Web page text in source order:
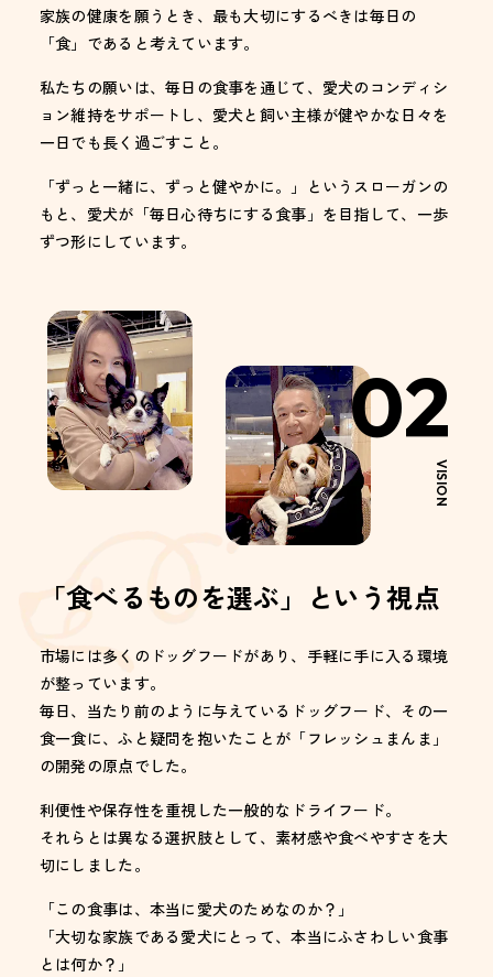
家族の健康を願うとき、最も大切にするべきは毎日の
「食」であると考えています。
私たちの願いは、毎日の食事を通じて、愛犬のコンディシ
ョン維持をサポートし、愛犬と飼い主様が健やかな日々を
一日でも長く過ごすこと。
「ずっと一緒に、ずっと健やかに。」というスローガンの
もと、愛犬が「毎日心待ちにする食事」を目指して、一歩
ずつ形にしています。
02
VISION
「食べるものを選ぶ」という視点
市場には多くのドッグフードがあり、手軽に手に入る環境
が整っています。
毎日、当たり前のように与えているドッグフード、その一
食一食に、ふと疑問を抱いたことが「フレッシュまんま」
の開発の原点でした。
利便性や保存性を重視した一般的なドライフード。
それらとは異なる選択肢として、素材感や食べやすさを大
切にしました。
「この食事は、本当に愛犬のためなのか？」
「大切な家族である愛犬にとって、本当にふさわしい食事
とは何か？」